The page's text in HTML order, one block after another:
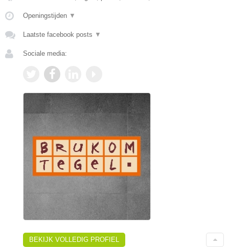
Openingstijden ▼
Laatste facebook posts ▼
Sociale media:
BEKIJK VOLLEDIG PROFIEL